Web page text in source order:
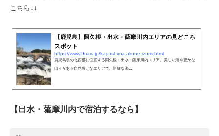
こちら↓↓
【鹿児島】阿久根・出水・薩摩川内エリアの見どころ
スポット
https://www.9navi.jp/kagoshima-akune-izumi.html
鹿児島県の北西部に位置する阿久根・出水・薩摩川内エリア。美しい海や豊かな
山々がある自然豊かなエリアで、新鮮な海…
【出水・薩摩川内で宿泊するなら】